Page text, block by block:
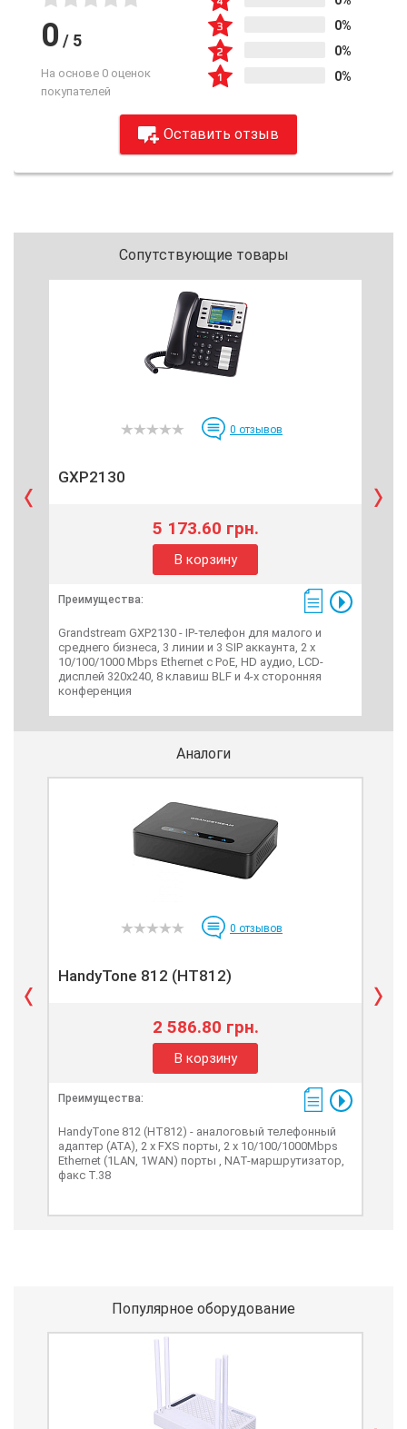
0 / 5
На основе 0 оценок
покупателей
0%
0%
0%
Оставить отзыв
Сопутствующие товары
0 отзывов
GXP2130
5 173.60 грн.
В корзину
Преимущества:
Grandstream GXP2130 - IP-телефон для малого и
среднего бизнеса, 3 линии и 3 SIP аккаунта, 2 x
10/100/1000 Mbps Ethernet c PoE, HD аудио, LCD-
дисплей 320x240, 8 клавиш BLF и 4-х сторонняя
конференция
Аналоги
0 отзывов
HandyTone 812 (HT812)
2 586.80 грн.
В корзину
Преимущества:
HandyTone 812 (HT812) - аналоговый телефонный
адаптер (АТА), 2 х FXS порты, 2 х 10/100/1000Mbps
Ethernet (1LAN, 1WAN) порты , NAТ-маршрутизатор,
факс T.38
Популярное оборудование